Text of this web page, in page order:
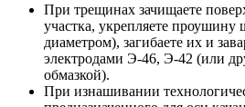
При трещинах зачищаете
участка, укрепляете
диаметром), загибаете их и
электродами Э-46, Э-42 (или
обмазкой).
При изнашивании